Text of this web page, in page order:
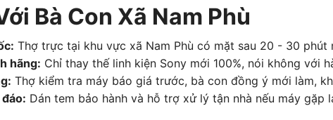
Bà Con Xã Nam Phù
Thợ trực tại khu vực xã Nam Phù có mặt sau 20 - 30 phút
hãng: Chỉ thay thế linh kiện Sony mới 100%, nói không với
Thợ kiểm tra máy báo giá trước, bà con đồng ý mới làm,
Dán tem bảo hành và hỗ trợ xử lý tận nhà nếu máy gặp